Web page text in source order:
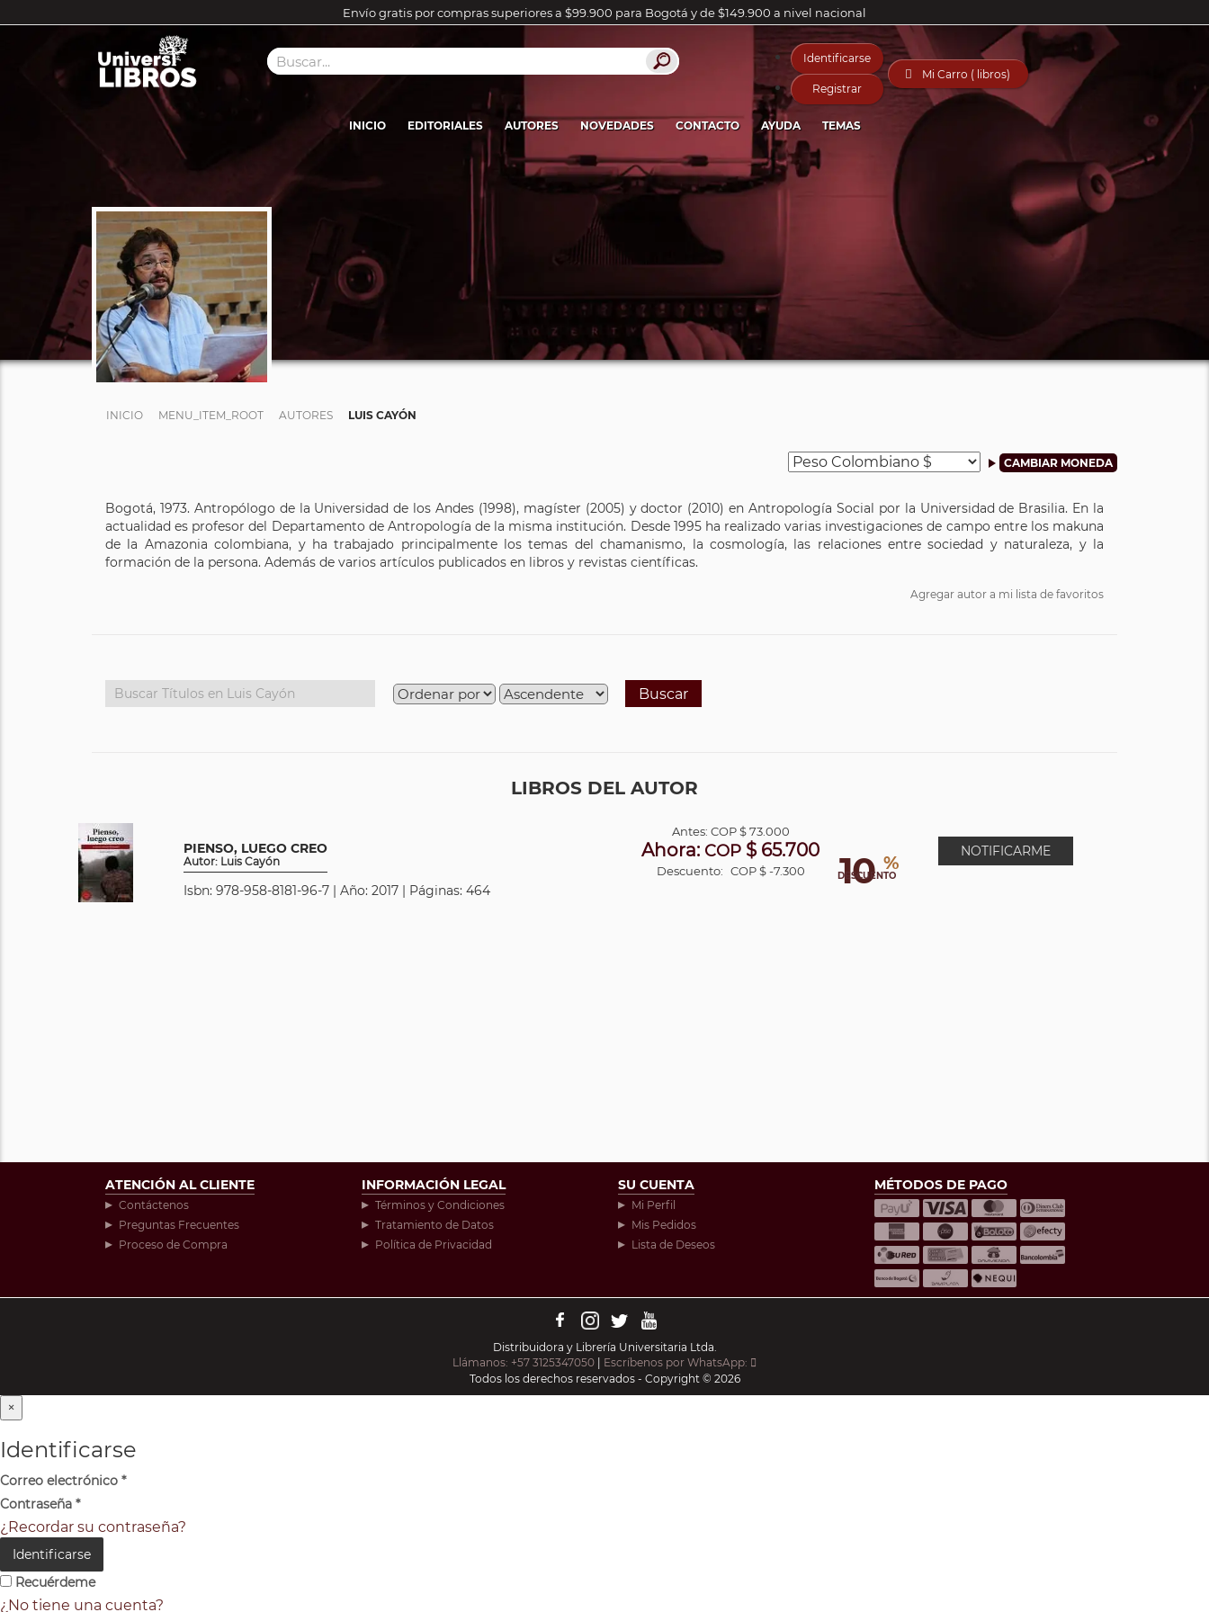
Envío gratis por compras superiores a $99.900 para Bogotá y de $149.900 a nivel nacional
Identificarse
Registrar
 Mi Carro ( libros)
INICIO EDITORIALES AUTORES NOVEDADES CONTACTO AYUDA TEMAS
INICIO MENU_ITEM_ROOT AUTORES LUIS CAYÓN
Bogotá, 1973. Antropólogo de la Universidad de los Andes (1998), magíster (2005) y doctor (2010) en Antropología Social por la Universidad de Brasilia. En la
actualidad es profesor del Departamento de Antropología de la misma institución. Desde 1995 ha realizado varias investigaciones de campo entre los makuna
de la Amazonia colombiana, y ha trabajado principalmente los temas del chamanismo, la cosmología, las relaciones entre sociedad y naturaleza, y la
formación de la persona. Además de varios artículos publicados en libros y revistas científicas.
Agregar autor a mi lista de favoritos
Buscar
LIBROS DEL AUTOR
PIENSO, LUEGO CREO
Autor: Luis Cayón
Isbn: 978-958-8181-96-7 | Año: 2017 | Páginas: 464 10 %
DESCUENTO
Antes: COP$ 73.000
Ahora: COP $ 65.700
Descuento: COP $ -7.300
NOTIFICARME
ATENCIÓN AL CLIENTE
Contáctenos
Preguntas Frecuentes
Proceso de Compra
INFORMACIÓN LEGAL
Términos y Condiciones
Tratamiento de Datos
Política de Privacidad
SU CUENTA
Mi Perfil
Mis Pedidos
Lista de Deseos
MÉTODOS DE PAGO
Distribuidora y Librería Universitaria Ltda.
Llámanos: +57 3125347050
Escríbenos por WhatsApp:
Todos los derechos reservados - Copyright © 2026
×
Identificarse
Correo electrónico *
Contraseña *
¿Recordar su contraseña?
Identificarse
Recuérdeme
¿No tiene una cuenta?